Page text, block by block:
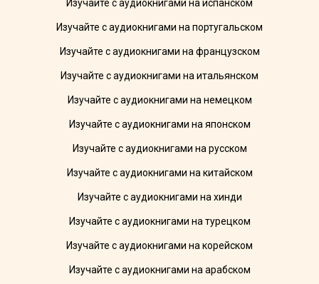
Изучайте с аудиокнигами на испанском
Изучайте с аудиокнигами на португальском
Изучайте с аудиокнигами на французском
Изучайте с аудиокнигами на итальянском
Изучайте с аудиокнигами на немецком
Изучайте с аудиокнигами на японском
Изучайте с аудиокнигами на русском
Изучайте с аудиокнигами на китайском
Изучайте с аудиокнигами на хинди
Изучайте с аудиокнигами на турецком
Изучайте с аудиокнигами на корейском
Изучайте с аудиокнигами на арабском